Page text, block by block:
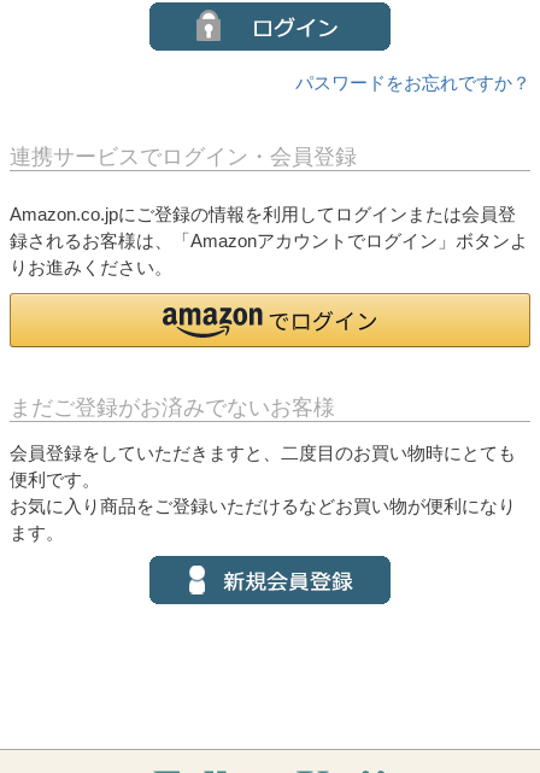
パスワードをお忘れですか？
連携サービスでログイン・会員登録
Amazon.co.jpにご登録の情報を利用してログインまたは会員登
録されるお客様は、「Amazonアカウントでログイン」ボタンよ
りお進みください。
まだご登録がお済みでないお客様
会員登録をしていただきますと、二度目のお買い物時にとても
便利です。
お気に入り商品をご登録いただけるなどお買い物が便利になり
ます。